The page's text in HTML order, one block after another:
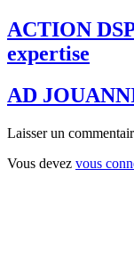
ACTION
expertise
AD
Laisser un
Vous devez vous